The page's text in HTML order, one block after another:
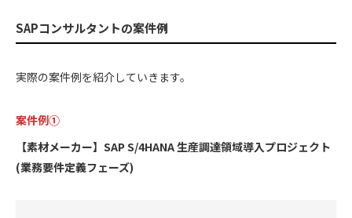
SAPコンサルタントの案件例
実際の案件例を紹介していきます。
案件例①
【素材メーカー】SAP S/4HANA 生産調達領域導入プロジェクト
(業務要件定義フェーズ)